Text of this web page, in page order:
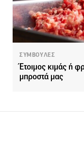
ΣΥΜΒΟΥΛΕΣ
Έτοιμος κιμάς ή
μπροστά μας